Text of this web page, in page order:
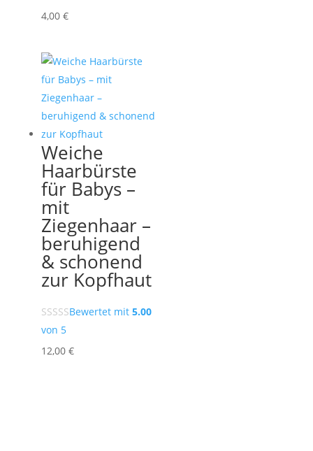
4,00 €
Weiche
Haarbürste
für Babys –
mit
Ziegenhaar –
beruhigend
& schonend
zur Kopfhaut
Bewertet mit 5.00
von 5
12,00 €